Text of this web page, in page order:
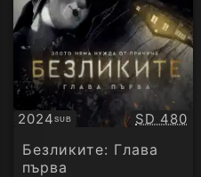
2024SUB
Субтитри Качество:
SD 480
Безликите: Глава
първа